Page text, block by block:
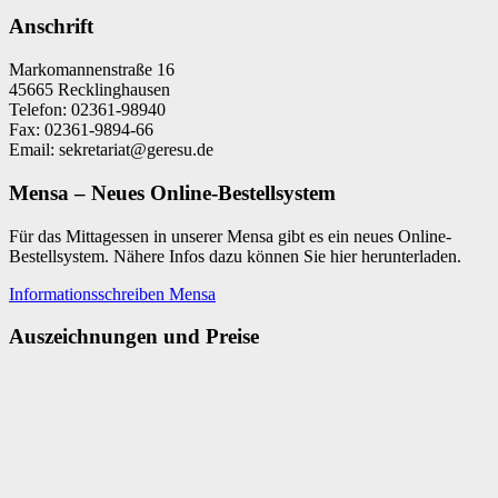
Anschrift
Markomannenstraße 16
45665 Recklinghausen
Telefon: 02361-98940
Fax: 02361-9894-66
Email: sekretariat@geresu.de
Mensa – Neues Online-Bestellsystem
Für das Mittagessen in unserer Mensa gibt es ein neues Online-
Bestellsystem. Nähere Infos dazu können Sie hier herunterladen.
Informationsschreiben Mensa
Auszeichnungen und Preise